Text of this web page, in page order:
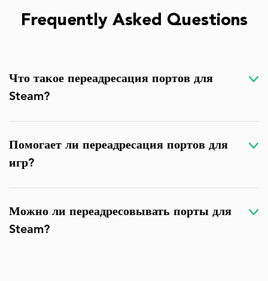
Frequently Asked Questions
Что такое переадресация портов для
Steam?
Помогает ли переадресация портов для
игр?
Можно ли переадресовывать порты для
Steam?